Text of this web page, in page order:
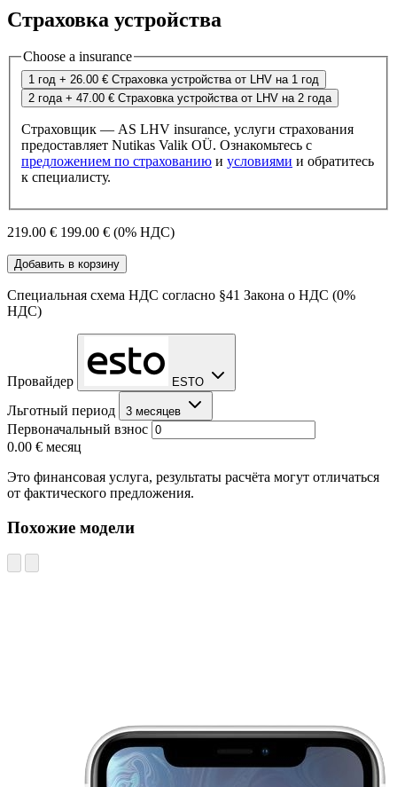
Страховка устройства
Choose a insurance
1 год + 26.00 € Страховка устройства от LHV на 1 год
2 года + 47.00 € Страховка устройства от LHV на 2 года
Страховщик — AS LHV insurance, услуги страхования
предоставляет Nutikas Valik OÜ. Ознакомьтесь с
предложением по страхованию и условиями и обратитесь
к специалисту.
219.00 € 199.00 € (0% НДС)
Добавить в корзину
Специальная схема НДС согласно §41 Закона о НДС (0%
НДС)
Провайдер ESTO
Льготный период 3 месяцев
Первоначальный взнос
0.00 € месяц
Это финансовая услуга, результаты расчёта могут отличаться
от фактического предложения.
Похожие модели